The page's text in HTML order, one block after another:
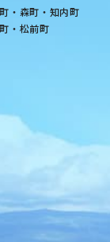
・森町・知内町
・松前町